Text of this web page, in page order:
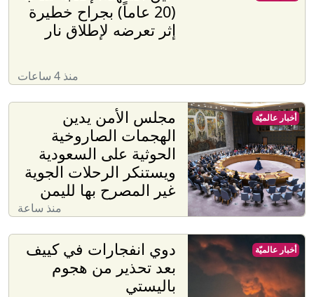
(20 عاماً) بجراح خطيرة
إثر تعرضه لإطلاق نار
منذ 4 ساعات
مجلس الأمن يدين
الهجمات الصاروخية
الحوثية على السعودية
ويستنكر الرحلات الجوية
غير المصرح بها لليمن
منذ ساعة
أخبار عالميّة
دوي انفجارات في كييف
بعد تحذير من هجوم
باليستي
أخبار عالميّة